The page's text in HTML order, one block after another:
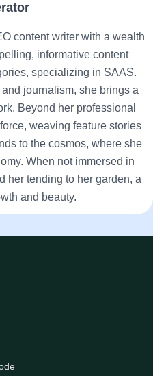
content writer with a wealth
informative content
specializing in SAAS.
journalism, she brings a
Beyond her professional
weaving feature stories
to the cosmos, where she
When not immersed in
her tending to her garden, a
and beauty.